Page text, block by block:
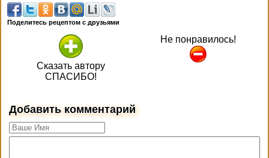
Поделитесь рецептом с друзьями
Сказать автору
СПАСИБО!
Не понравилось!
Добавить комментарий